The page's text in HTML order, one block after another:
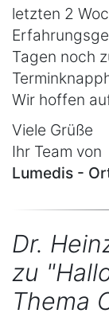
letzten 2
Tagen noch
Wir hoffen
Viele Grüße
Ihr Team von
Lumedis -
Dr.
zu
Thema